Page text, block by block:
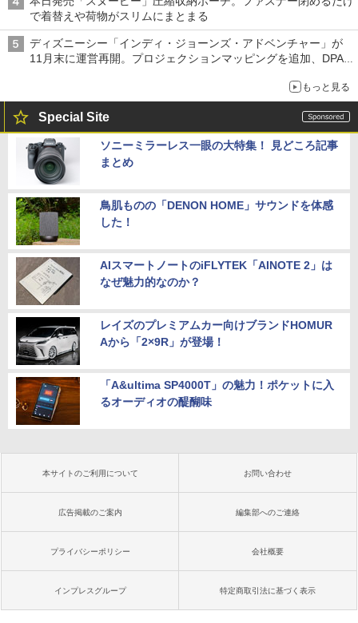
で着替えや荷物がスリムにまとまる
ディズニーシー「インディ・ジョーンズ・アドベンチャー」が
11月末に運営再開。プロジェクションマッピングを追加、DPA
もっと見る
Special Site
ソニーミラーレス一眼の大特集！ 見どころ記事
まとめ
鳥肌ものの「DENON HOME」サウンドを体感
した！
AIスマートノートのiFLYTEK「AINOTE 2」は
なぜ魅力的なのか？
レイズのプレミアムカー向けブランドHOMUR
Aから「2×9R」が登場！
「A&ultima SP4000T」の魅力！ポケットに入
るオーディオの醍醐味
本サイトのご利用について お問い合わせ
広告掲載のご案内 編集部へのご連絡
プライバシーポリシー 会社概要
インプレスグループ 特定商取引法に基づく表示